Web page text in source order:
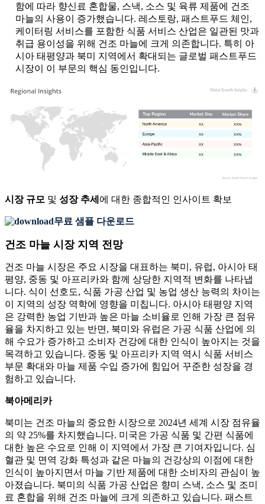
함에 따라 향신료 혼합물, 스낵, 소스 및 육류 제품에 건조
마늘의 사용이 증가했습니다. 레스토랑, 패스트푸드 체인,
케이터링 서비스를 포함한 식품 서비스 산업은 일관된 맛과
취급 용이성을 위해 건조 마늘에 크게 의존합니다. 특히 아
시아 태평양과 북미 지역에서 확대되는 글로벌 패스트푸드
시장이 이 부문의 핵심 동인입니다.
XX%
XX
XX%
XX
XX%
XX
XX%
XX
시장 규모 및 성장 추세 에 대한 종합적인 인사이트 확보
무료 샘플 다운로드
건조 마늘 시장 지역 전망
건조 마늘 시장은 주요 시장을 대표하는 북미, 유럽, 아시아 태
평양, 중동 및 아프리카와 함께 상당한 지역적 변화를 나타냅
니다. 식이 선호도, 식품 가공 산업 및 농업 생산 능력의 차이는
이 지역의 성장 역학에 영향을 미칩니다. 아시아 태평양 지역
은 강력한 농업 기반과 높은 마늘 소비율로 인해 가장 큰 점유
율을 차지하고 있는 반면, 북미와 유럽은 가공 식품 산업에 의
해 수요가 증가하고 소비자 건강에 대한 인식이 높아지는 것을
목격하고 있습니다. 중동 및 아프리카 지역 역시 식품 서비스
부문 확대와 마늘 제품 수입 증가에 힘입어 꾸준한 성장을 경
험하고 있습니다.
북아메리카
북미는 건조 마늘의 중요한 시장으로 2024년 세계 시장 점유율
의 약 25%를 차지했습니다. 미국은 가공 식품 및 간편 식품에
대한 높은 수요로 인해 이 지역에서 가장 큰 기여자입니다. 심
혈관 및 면역 강화 특성과 같은 마늘의 건강상의 이점에 대한
인식이 높아지면서 마늘 기반 제품에 대한 소비자의 관심이 높
아졌습니다. 북미의 식품 가공 산업은 향미 스낵, 소스 및 조미
료 혼합을 위해 건조 마늘에 크게 의존하고 있습니다. 패스트